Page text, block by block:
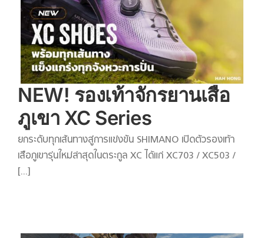
NEW! รองเท้าจักรยานเสือ
ภูเขา XC Series
ยกระดับทุกเส้นทางสู่การแข่งขัน SHIMANO เปิดตัวรองเท้า
เสือภูเขารุ่นใหม่ล่าสุดในตระกูล XC ได้แก่ XC703 / XC503 /
[...]